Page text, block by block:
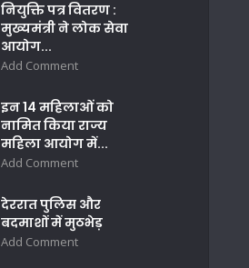
नियुक्ति पत्र वितरण :
मुख्यमंत्री ने लोक सेवा
आयोग...
Add Comment
इन 14 महिलाओं को
नामित किया राज्य
महिला आयोग में...
Add Comment
देररात पुलिस और
बदमाशों में मुठभेड़
Add Comment